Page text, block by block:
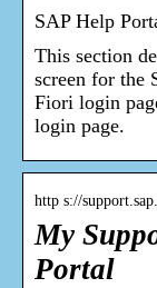
SAP Help
This section
screen for the
Fiori login
login page.
http s://
My
Portal